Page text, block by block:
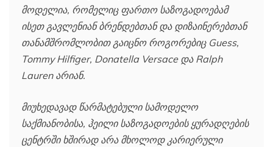
მოდელია, რომელიც ფართო საზოგადოებამ
ისეთ გავლენიან ბრენდებთან და დიზაინერებთან
თანამშრომლობით გაიცნო როგორებიც Guess,
Tommy Hilfiger, Donatella Versace და Ralph
Lauren არიან.
მიუხედავად წარმატებული სამოდელო
საქმიანობისა, ჰეილი საზოგადოების ყურადღების
ცენტრში ხშირად არა მხოლოდ კარიერული